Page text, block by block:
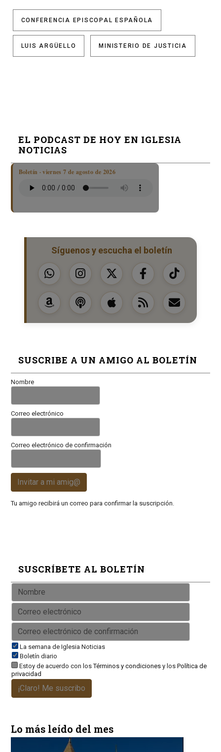
CONFERENCIA EPISCOPAL ESPAÑOLA
LUIS ARGÜELLO MINISTERIO DE JUSTICIA
EL PODCAST DE HOY EN IGLESIA
NOTICIAS
Boletín · viernes 7 de agosto de 2026
Síguenos y escucha el boletín
SUSCRIBE A UN AMIGO AL BOLETÍN
Nombre
Correo electrónico
Correo electrónico de confirmación
Invitar a mi amig@
Tu amigo recibirá un correo para confirmar la suscripción.
SUSCRÍBETE AL BOLETÍN
La semana de Iglesia Noticias
Boletín diario
Estoy de acuerdo con losTérminos y condicionesy los Política de
privacidad
¡Claro! Me suscribo
Lo más leído del mes